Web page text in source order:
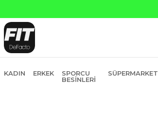
KADIN ERKEK
SPORCU
BESINLERI
SÜPERMARKET